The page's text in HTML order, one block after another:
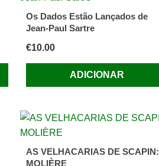
Os Dados Estão Lançados de
Jean-Paul Sartre
€10.00
ADICIONAR
AS VELHACARIAS DE SCAPIN:
MOLIÈRE